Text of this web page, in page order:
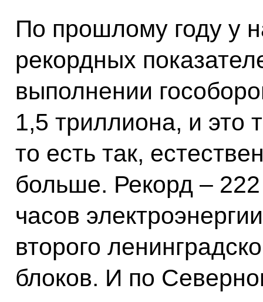
По прошлому году у
рекордных
выполнении
1,5 триллиона, и это
то есть так,
больше. Рекорд –
часов
второго
блоков. И по